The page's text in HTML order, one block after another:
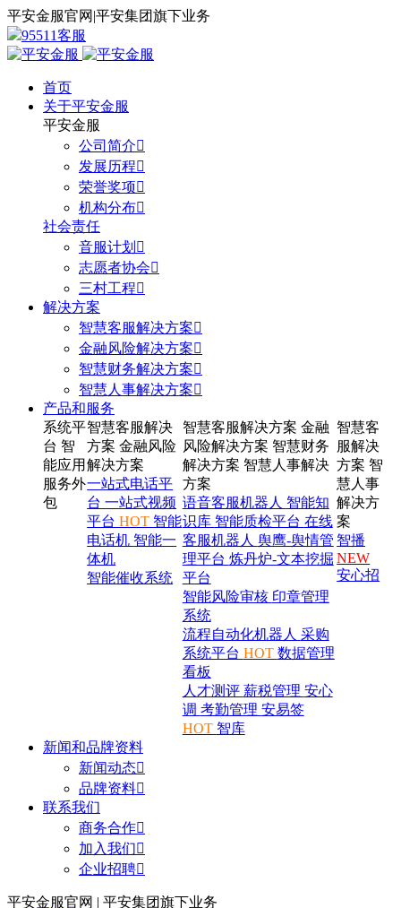
平安金服官网 |平安集团旗下业务
95511客服
首页
关于平安金服
平安金服
公司简介
发展历程
荣誉奖项
机构分布
社会责任
音服计划 
志愿者协会
三村工程
解决方案
智慧客服解决方案
金融风险解决方案
智慧财务解决方案
智慧人事解决方案
产品和服务
系统平
台 智
能应用
服务外
包
智慧客服解决
方案 金融风险
解决方案
一站式电话平
台一站式视频
平台HOT 智能
电话机 智能一
体机
智能催收系统
智慧客服解决方案 金融
风险解决方案 智慧财务
解决方案 智慧人事解决
方案
语音客服机器人 智能知
识库 智能质检平台 在线
客服机器人 舆鹰-舆情管
理平台 炼丹炉-文本挖掘
平台
智能风险审核 印章管理
系统
流程自动化机器人 采购
系统平台 HOT 数据管理
看板
人才测评 薪税管理 安心
调 考勤管理 安易签
HOT 智库
智慧客
服解决
方案 智
慧人事
解决方
案
智播
NEW
安心招
新闻和品牌资料
新闻动态
品牌资料
联系我们
商务合作
加入我们
企业招聘
平安金服官网 | 平安集团旗下业务